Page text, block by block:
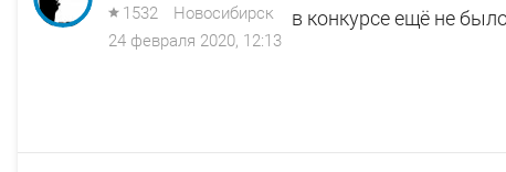
1532
Новосибирск
24 февраля 2020, 12:13
в конкурсе ещё не